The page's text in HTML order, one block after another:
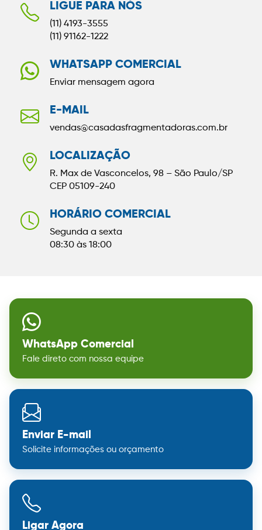
LIGUE PARA NÓS
(11) 4193-3555
(11) 91162-1222
WHATSAPP COMERCIAL
Enviar mensagem agora
E-MAIL
vendas@casadasfragmentadoras.com.br
LOCALIZAÇÃO
R. Max de Vasconcelos, 98 – São Paulo/SP
CEP 05109-240
HORÁRIO COMERCIAL
Segunda a sexta
08:30 às 18:00
WhatsApp Comercial
Fale direto com nossa equipe
Enviar E-mail
Solicite informações ou orçamento
Ligar Agora